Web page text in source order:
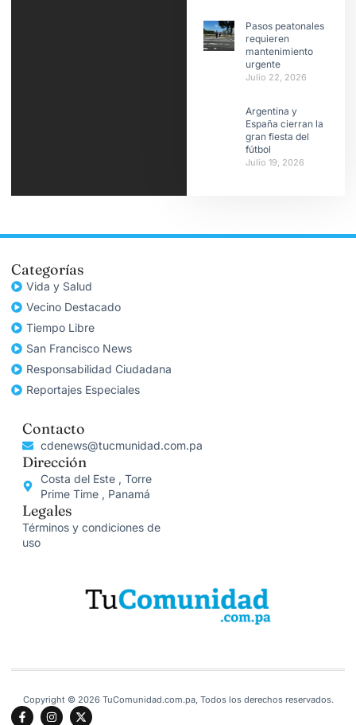
Pasos peatonales
requieren
mantenimiento
urgente
Julio 22, 2026
Argentina y
España cierran la
gran fiesta del
fútbol
Julio 19, 2026
Categorías
Vida y Salud
Vecino Destacado
Tiempo Libre
San Francisco News
Responsabilidad Ciudadana
Reportajes Especiales
Contacto
cdenews@tucmunidad.com.pa
Dirección
Costa del Este , Torre
Prime Time , Panamá
Legales
Términos y condiciones de
uso
Copyright © 2026 TuComunidad.com.pa, Todos los derechos reservados.